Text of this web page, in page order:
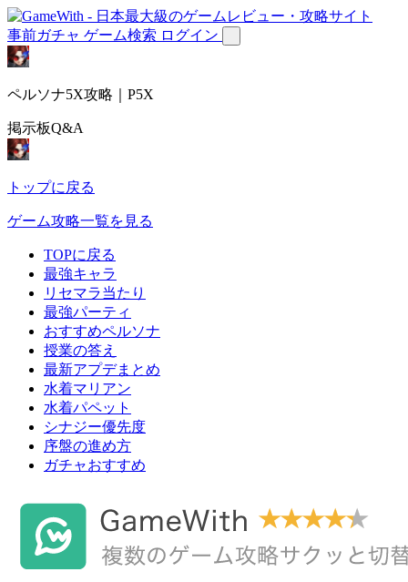
事前ガチャ ゲーム検索 ログイン
ペルソナ5X攻略｜P5X
掲示板Q&A
トップに戻る
ゲーム攻略一覧を見る
TOPに戻る
最強キャラ
リセマラ当たり
最強パーティ
おすすめペルソナ
授業の答え
最新アプデまとめ
水着マリアン
水着パペット
シナジー優先度
序盤の進め方
ガチャおすすめ